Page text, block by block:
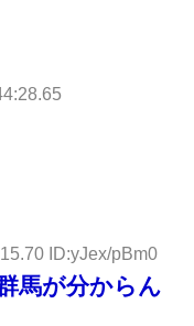
ID:yJex/pBm0
馬が分からん